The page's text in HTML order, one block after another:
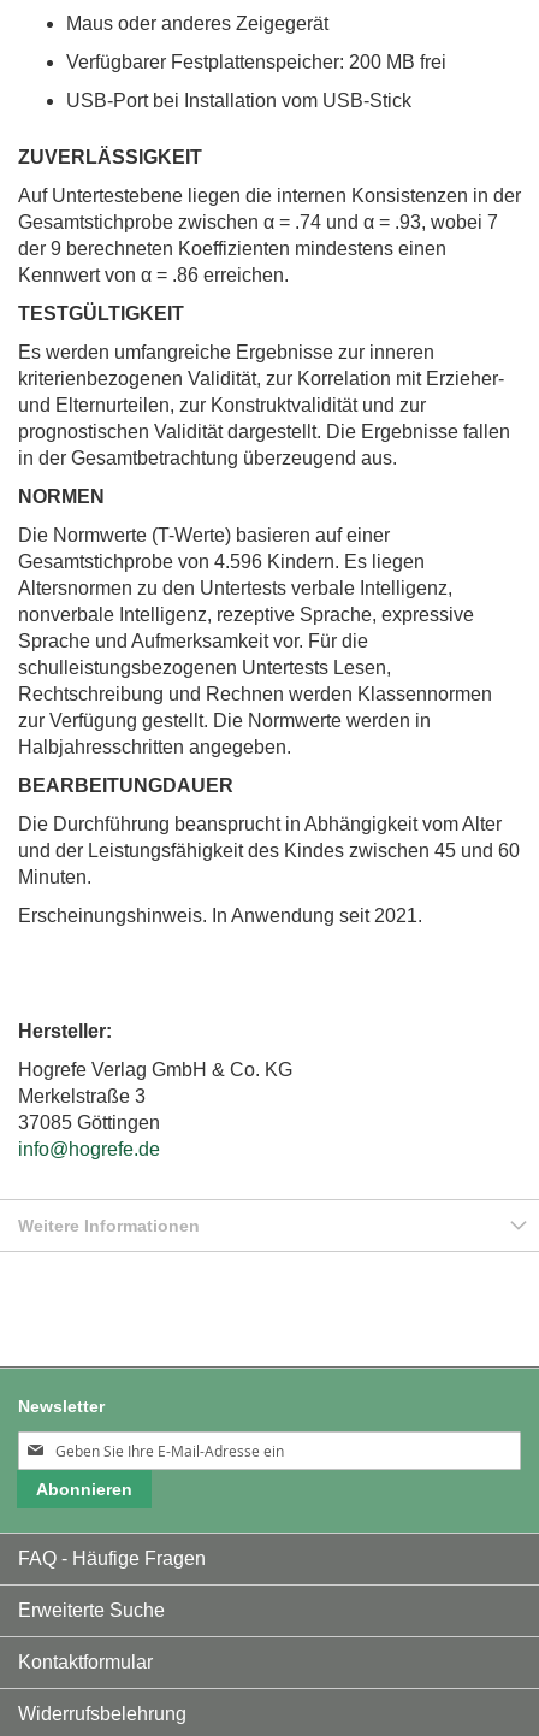
Maus oder anderes Zeigegerät
Verfügbarer Festplattenspeicher: 200 MB frei
USB-Port bei Installation vom USB-Stick
ZUVERLÄSSIGKEIT
Auf Untertestebene liegen die internen Konsistenzen in der
Gesamtstichprobe zwischen α = .74 und α = .93, wobei 7
der 9 berechneten Koeffizienten mindestens einen
Kennwert von α = .86 erreichen.
TESTGÜLTIGKEIT
Es werden umfangreiche Ergebnisse zur inneren
kriterienbezogenen Validität, zur Korrelation mit Erzieher-
und Elternurteilen, zur Konstruktvalidität und zur
prognostischen Validität dargestellt. Die Ergebnisse fallen
in der Gesamtbetrachtung überzeugend aus.
NORMEN
Die Normwerte (T-Werte) basieren auf einer
Gesamtstichprobe von 4.596 Kindern. Es liegen
Altersnormen zu den Untertests verbale Intelligenz,
nonverbale Intelligenz, rezeptive Sprache, expressive
Sprache und Aufmerksamkeit vor. Für die
schulleistungsbezogenen Untertests Lesen,
Rechtschreibung und Rechnen werden Klassennormen
zur Verfügung gestellt. Die Normwerte werden in
Halbjahresschritten angegeben.
BEARBEITUNGDAUER
Die Durchführung beansprucht in Abhängigkeit vom Alter
und der Leistungsfähigkeit des Kindes zwischen 45 und 60
Minuten.
Erscheinungshinweis. In Anwendung seit 2021.
Hersteller:
Hogrefe Verlag GmbH & Co. KG
Merkelstraße 3
37085 Göttingen
info@hogrefe.de
Weitere Informationen
Newsletter
Melden
Sie
sich
unseren
Newsletter
an:
Abonnieren
FAQ - Häufige Fragen
Erweiterte Suche
Kontaktformular
Widerrufsbelehrung